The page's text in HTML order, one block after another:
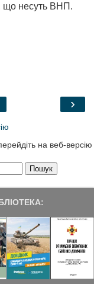
що несуть ВНП.
›
на веб-версію